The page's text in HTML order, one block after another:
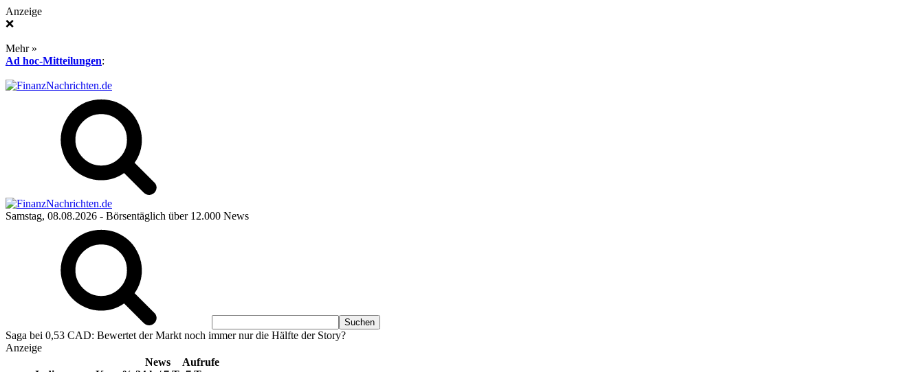
Anzeige
❌
Mehr »
Ad hoc-Mitteilungen:
Samstag, 08.08.2026 - Börsentäglich über 12.000 News
Saga bei 0,53 CAD: Bewertet der Markt noch immer nur die Hälfte der Story?
Anzeige
News
Aufrufe